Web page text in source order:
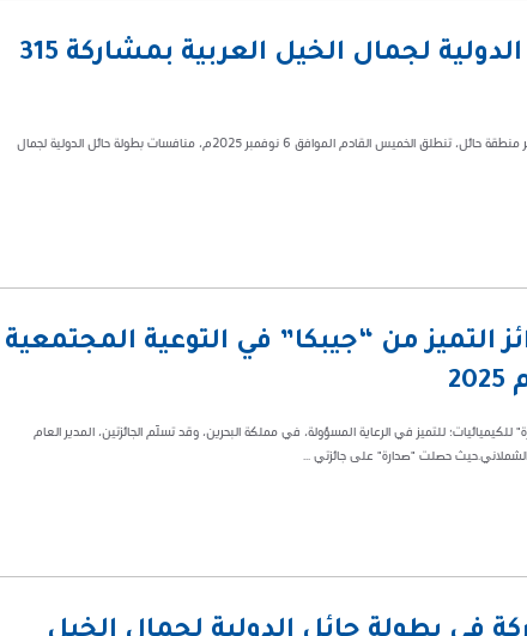
الخميس انطلاق بطولة حائل الدولية لجمال الخيل العربية بمشاركة 315
برعاية صاحب السمو الملكي الأمير عبدالعزيز بن سعد بن عبدالعزيز أمير منطقة حائل، تنطلق الخميس القادم الموافق 6 نوفمبر 2025م، منافسات بطولة حائل الدولية لجمال
التميز من “جيبكا” في التوعية المجتمعية
للتميز في الرعاية المسؤولة، في مملكة البحرين، وقد تسلّم الجائزتين، المدير العام
الشملاني.حيث حصلت "صدارة" على جائزتي ...